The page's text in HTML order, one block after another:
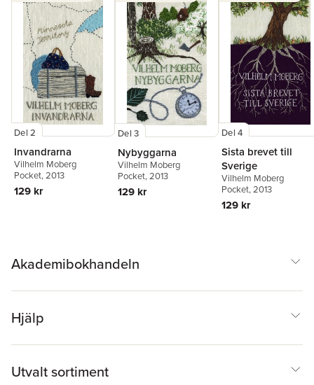
Del 2
Invandrarna
Vilhelm Moberg
Pocket, 2013
129 kr
Del 3
Nybyggarna
Vilhelm Moberg
Pocket, 2013
129 kr
Del 4
Sista brevet till
Sverige
Vilhelm Moberg
Pocket, 2013
129 kr
Akademibokhandeln
Hjälp
Utvalt sortiment